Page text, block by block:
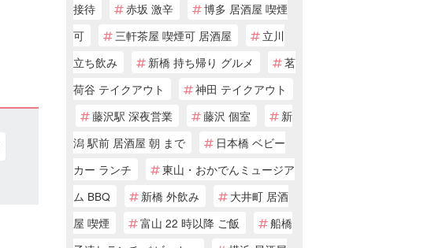
接待
赤坂 激辛
博多 居酒屋 喫煙
可
三軒茶屋 喫煙可 居酒屋
立川
立ち飲み
新橋 持ち帰り グルメ
茗
荷谷 テイクアウト
神田 テイクアウト
藤沢駅 深夜営業
藤沢 個室
新
潟 駅前 居酒屋 朝 まで
日本橋 ベビー
カー ランチ
東山・おかでんミュージア
ム BBQ
新橋 外飲み
大井町 居酒
屋 喫煙
富山 22 時以降 ご飯
船橋